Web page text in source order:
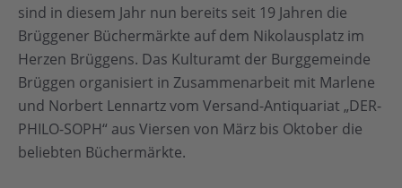
sind in diesem Jahr nun bereits seit 19 Jahren die
Brüggener Büchermärkte auf dem Nikolausplatz im
Herzen Brüggens. Das Kulturamt der Burggemeinde
Brüggen organisiert in Zusammenarbeit mit Marlene
und Norbert Lennartz vom Versand-Antiquariat „DER-
PHILO-SOPH“ aus Viersen von März bis Oktober die
beliebten Büchermärkte.